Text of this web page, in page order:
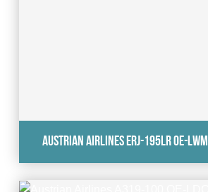
Austrian Airlines ERJ-195LR OE-LWM